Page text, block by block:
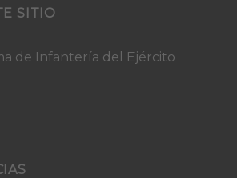
SITIO
de Infantería del Ejército